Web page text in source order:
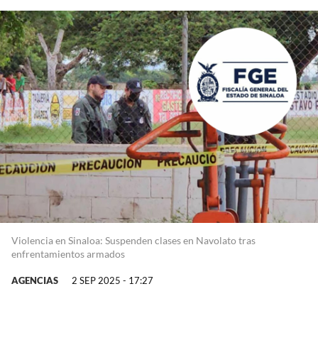
Violencia en Sinaloa: Suspenden clases en Navolato tras
enfrentamientos armados
AGENCIAS 2 SEP 2025 - 17:27